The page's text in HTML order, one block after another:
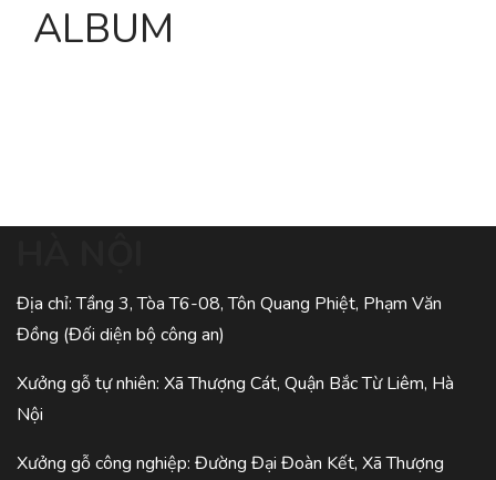
ALBUM
Địa chỉ: Tầng 3, Tòa T6-08, Tôn Quang Phiệt, Phạm Văn
Đồng (Đối diện bộ công an)
Xưởng gỗ tự nhiên: Xã Thượng Cát, Quận Bắc Từ Liêm, Hà
Nội
Xưởng gỗ công nghiệp: Đường Đại Đoàn Kết, Xã Thượng